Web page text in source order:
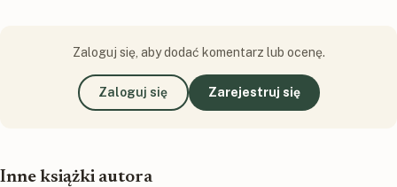
Zaloguj się, aby dodać komentarz lub ocenę.
Zaloguj się Zarejestruj się
Inne książki autora